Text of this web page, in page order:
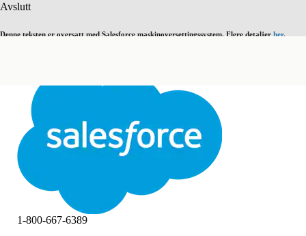
Avslutt
Denne teksten er oversatt med Salesforce maskinoversettingssystem. Flere detaljer her.
Avslutt Avslutt
1-800-667-6389